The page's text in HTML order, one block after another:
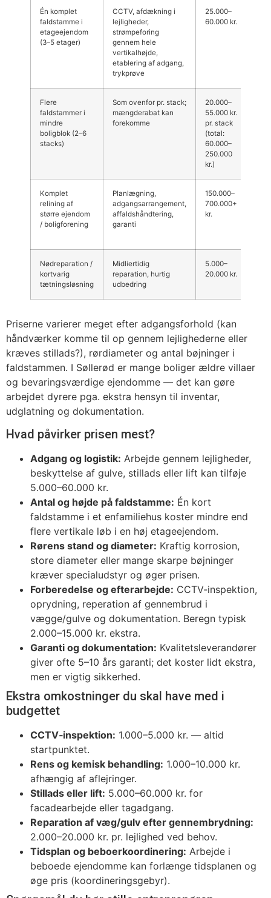
Én komplet
faldstamme i
etageejendom
(3–5 etager)
CCTV, afdækning i
lejligheder,
strømpeforing
gennem hele
vertikalhøjde,
etablering af adgang,
trykprøve
25.000–
60.000 kr.
Flere
faldstammer i
mindre
boligblok (2–6
stacks)
Som ovenfor pr. stack;
mængderabat kan
forekomme
20.000–
55.000 kr.
pr. stack
(total:
60.000–
250.000
kr.)
Komplet
relining af
større ejendom
/ boligforening
Planlægning,
adgangsarrangement,
affaldshåndtering,
garanti
150.000–
700.000+
kr.
Nødreparation /
kortvarig
tætningsløsning
Midliertidig
reparation, hurtig
udbedring
5.000–
20.000 kr.
Priserne varierer meget efter adgangsforhold (kan
håndværker komme til op gennem lejlighederne eller
kræves stillads?), rørdiameter og antal bøjninger i
faldstammen. I Søllerød er mange boliger ældre villaer
og bevaringsværdige ejendomme — det kan gøre
arbejdet dyrere pga. ekstra hensyn til inventar,
udglatning og dokumentation.
Hvad påvirker prisen mest?
Adgang og logistik: Arbejde gennem lejligheder,
beskyttelse af gulve, stillads eller lift kan tilføje
5.000–60.000 kr.
Antal og højde på faldstamme: Én kort
faldstamme i et enfamiliehus koster mindre end
flere vertikale løb i en høj etageejendom.
Rørens stand og diameter: Kraftig korrosion,
store diameter eller mange skarpe bøjninger
kræver specialudstyr og øger prisen.
Forberedelse og efterarbejde: CCTV‑inspektion,
oprydning, reperation af gennembrud i
vægge/gulve og dokumentation. Beregn typisk
2.000–15.000 kr. ekstra.
Garanti og dokumentation: Kvalitetsleverandører
giver ofte 5–10 års garanti; det koster lidt ekstra,
men er vigtig sikkerhed.
Ekstra omkostninger du skal have med i
budgettet
CCTV‑inspektion: 1.000–5.000 kr. — altid
startpunktet.
Rens og kemisk behandling: 1.000–10.000 kr.
afhængig af aflejringer.
Stillads eller lift: 5.000–60.000 kr. for
facadearbejde eller tagadgang.
Reparation af væg/gulv efter gennembrydning:
2.000–20.000 kr. pr. lejlighed ved behov.
Tidsplan og beboerkoordinering: Arbejde i
beboede ejendomme kan forlænge tidsplanen og
øge pris (koordineringsgebyr).